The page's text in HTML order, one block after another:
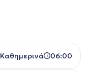
Καθημερινά 06:00